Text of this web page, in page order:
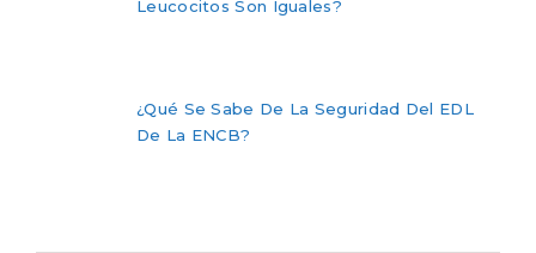
Leucocitos Son Iguales?
¿Qué Se Sabe De La Seguridad Del EDL
De La ENCB?